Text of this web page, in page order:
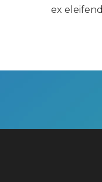
ex eleifend